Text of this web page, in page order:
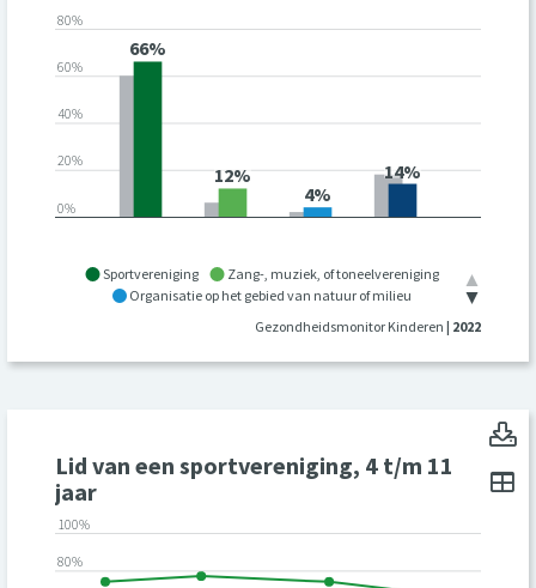
Sportvereniging
Zang-, muziek, of toneelvereniging
Organisatie op het gebied van natuur of milieu
0%
20%
40%
60%
80%
66%
12%
4%
14%
Gezondheidsmonitor Kinderen | 2022
Lid van een sportvereniging, 4 t/m 11
jaar
80%
100%